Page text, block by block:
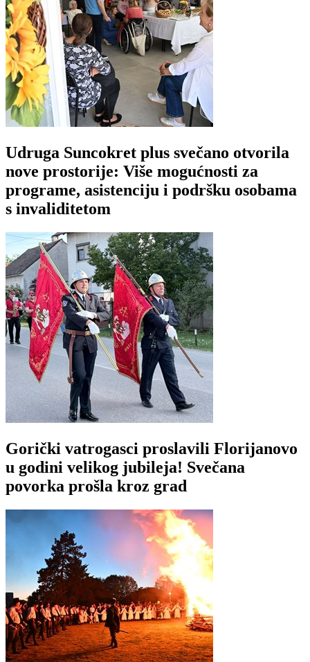
Udruga Suncokret plus svečano otvorila
nove prostorije: Više mogućnosti za
programe, asistenciju i podršku osobama
s invaliditetom
Gorički vatrogasci proslavili Florijanovo
u godini velikog jubileja! Svečana
povorka prošla kroz grad